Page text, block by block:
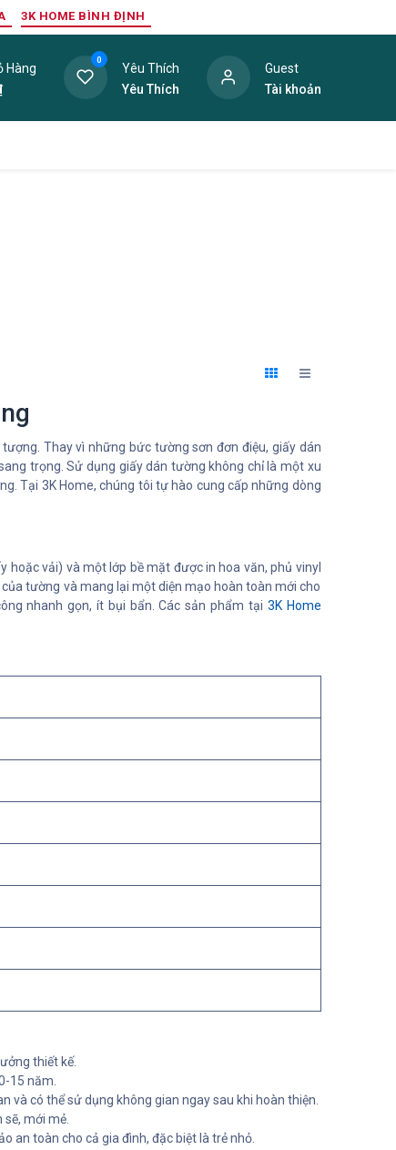
3K HOME BÌNH ĐỊNH
Hàng
0
Yêu Thích
Yêu Thích
Guest
Tài khoản
Thay vì những bức tường sơn đơn điệu, giấy dán
trọng. Sử dụng giấy dán tường không chỉ là một xu
Tại 3K Home, chúng tôi tự hào cung cấp những dòng
vải) và một lớp bề mặt được in hoa văn, phủ vinyl
tường và mang lại một diện mạo hoàn toàn mới cho
nhanh gọn, ít bụi bẩn. Các sản phẩm tại 3K Home
thiết kế.
15 năm.
và có thể sử dụng không gian ngay sau khi hoàn thiện.
mới mẻ.
an toàn cho cả gia đình, đặc biệt là trẻ nhỏ.